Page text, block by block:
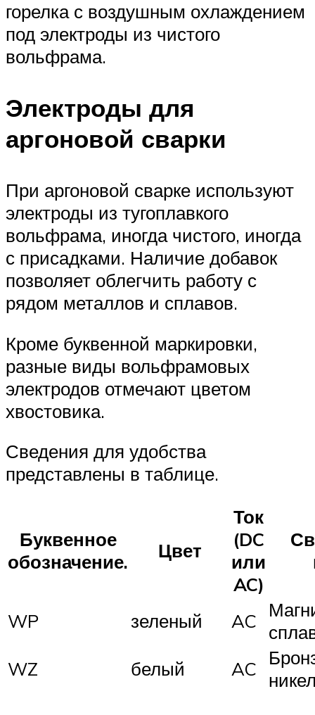
горелка с воздушным охлаждением
под электроды из чистого
вольфрама.
Электроды для
аргоновой сварки
При аргоновой сварке используют
электроды из тугоплавкого
вольфрама, иногда чистого, иногда
с присадками. Наличие добавок
позволяет облегчить работу с
рядом металлов и сплавов.
Кроме буквенной маркировки,
разные виды вольфрамовых
электродов отмечают цветом
хвостовика.
Сведения для удобства
представлены в таблице.
Буквенное
обозначение.
Цвет
Ток
(DC
или
AC)
WP зеленый AC
WZ
белый AC